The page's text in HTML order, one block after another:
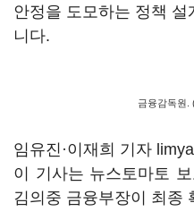
안정을 도모하는 정책
니다.
금융감독원.
임유진·이재희 기자
이 기사는 뉴스토마토
김의중 금융부장이 최종